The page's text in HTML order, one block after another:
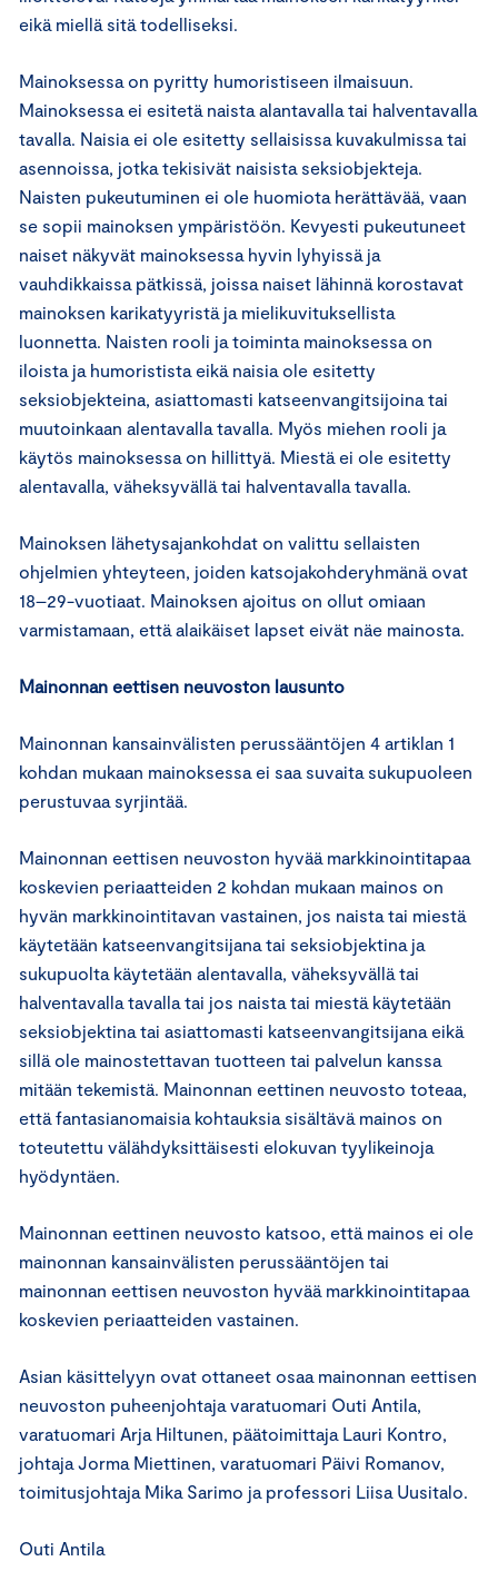
eikä miellä sitä todelliseksi.
Mainoksessa on pyritty humoristiseen ilmaisuun.
Mainoksessa ei esitetä naista alantavalla tai halventavalla
tavalla. Naisia ei ole esitetty sellaisissa kuvakulmissa tai
asennoissa, jotka tekisivät naisista seksiobjekteja.
Naisten pukeutuminen ei ole huomiota herättävää, vaan
se sopii mainoksen ympäristöön. Kevyesti pukeutuneet
naiset näkyvät mainoksessa hyvin lyhyissä ja
vauhdikkaissa pätkissä, joissa naiset lähinnä korostavat
mainoksen karikatyyristä ja mielikuvituksellista
luonnetta. Naisten rooli ja toiminta mainoksessa on
iloista ja humoristista eikä naisia ole esitetty
seksiobjekteina, asiattomasti katseenvangitsijoina tai
muutoinkaan alentavalla tavalla. Myös miehen rooli ja
käytös mainoksessa on hillittyä. Miestä ei ole esitetty
alentavalla, väheksyvällä tai halventavalla tavalla.
Mainoksen lähetysajankohdat on valittu sellaisten
ohjelmien yhteyteen, joiden katsojakohderyhmänä ovat
18–29-vuotiaat. Mainoksen ajoitus on ollut omiaan
varmistamaan, että alaikäiset lapset eivät näe mainosta.
Mainonnan eettisen neuvoston lausunto
Mainonnan kansainvälisten perussääntöjen 4 artiklan 1
kohdan mukaan mainoksessa ei saa suvaita sukupuoleen
perustuvaa syrjintää.
Mainonnan eettisen neuvoston hyvää markkinointitapaa
koskevien periaatteiden 2 kohdan mukaan mainos on
hyvän markkinointitavan vastainen, jos naista tai miestä
käytetään katseenvangitsijana tai seksiobjektina ja
sukupuolta käytetään alentavalla, väheksyvällä tai
halventavalla tavalla tai jos naista tai miestä käytetään
seksiobjektina tai asiattomasti katseenvangitsijana eikä
sillä ole mainostettavan tuotteen tai palvelun kanssa
mitään tekemistä. Mainonnan eettinen neuvosto toteaa,
että fantasianomaisia kohtauksia sisältävä mainos on
toteutettu välähdyksittäisesti elokuvan tyylikeinoja
hyödyntäen.
Mainonnan eettinen neuvosto katsoo, että mainos ei ole
mainonnan kansainvälisten perussääntöjen tai
mainonnan eettisen neuvoston hyvää markkinointitapaa
koskevien periaatteiden vastainen.
Asian käsittelyyn ovat ottaneet osaa mainonnan eettisen
neuvoston puheenjohtaja varatuomari Outi Antila,
varatuomari Arja Hiltunen, päätoimittaja Lauri Kontro,
johtaja Jorma Miettinen, varatuomari Päivi Romanov,
toimitusjohtaja Mika Sarimo ja professori Liisa Uusitalo.
Outi Antila